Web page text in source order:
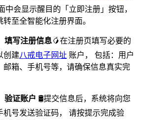
中会显示醒目的「立即注册」按钮，
转至全智能化注册界面。
填写注册信息🥭在注册页填写必要的
创建八戒电子网址 账户， 包括：用户
邮箱、手机号等，请确保信息真实完
验证账户 🛢提交信息后，系统将向您
机号发送验证码， 请按提示完成验